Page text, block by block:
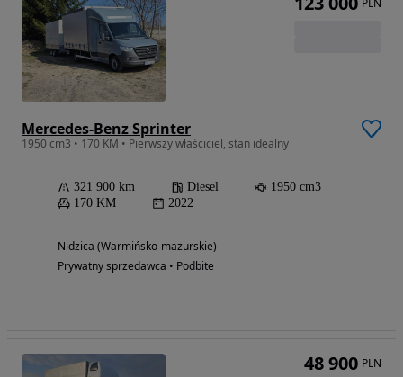
Mercedes-Benz Sprinter
1950 cm3 • 170 KM • Pierwszy właściciel, stan idealny
321 900 km Diesel
1950 cm3
170 KM
2022
Nidzica (Warmińsko-mazurskie)
Prywatny sprzedawca • Podbite
PLN
48 900 PLN